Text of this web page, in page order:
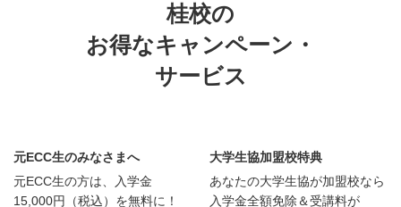
桂校の
お得なキャンペーン・
サービス
元ECC生のみなさまへ
元ECC生の方は、入学金
15,000円（税込）を無料に！
大学生協加盟校特典
あなたの大学生協が加盟校なら
入学金全額免除＆受講料が